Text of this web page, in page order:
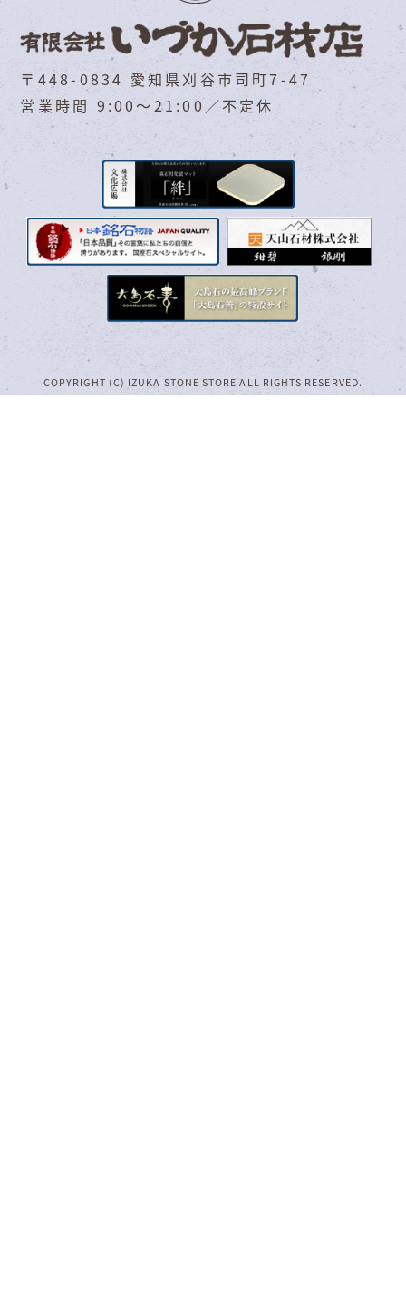
〒448-0834 愛知県刈谷市司町7-47
営業時間 9:00～21:00／不定休
COPYRIGHT (C) IZUKA STONE STORE ALL RIGHTS RESERVED.